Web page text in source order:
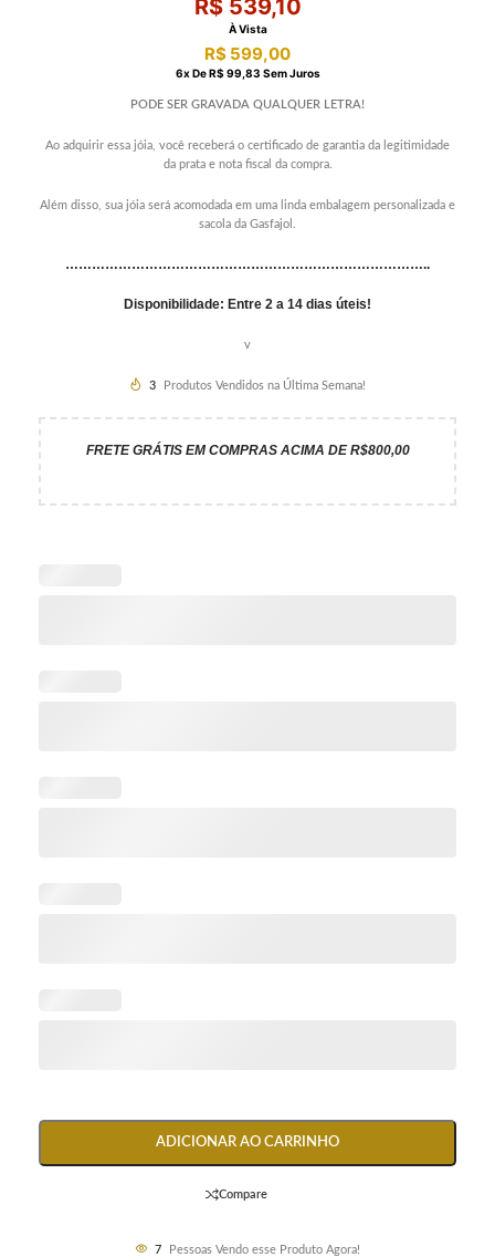
R$539,10
À Vista
R$ 599,00
6X DeR$ 99,83 Sem Juros
PODE SER GRAVADA QUALQUER LETRA!
Ao adquirir essa jóia, você receberá o certificado de garantia da legitimidade
da prata e nota fiscal da compra.
Além disso, sua jóia será acomodada em uma linda embalagem personalizada e
sacola da Gasfajol.
………………………………………………………………………..
Disponibilidade: Entre 2 a 14 dias úteis!
v
3 Produtos Vendidos na Última Semana!
FRETE GRÁTIS EM COMPRAS ACIMA DE R$800,00
ADICIONAR AO CARRINHO
Compare
7 Pessoas Vendo esse Produto Agora!